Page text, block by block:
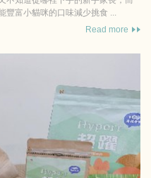
且一包飼料能吃亮兩種肉源兩種口感，更能豐富小貓咪的口味減少挑食 ...
Read more